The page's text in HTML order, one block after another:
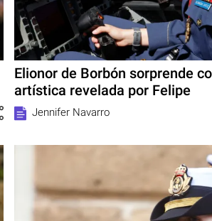
Elionor de Borbón sorprende
artística revelada por Felipe
Jennifer Navarro